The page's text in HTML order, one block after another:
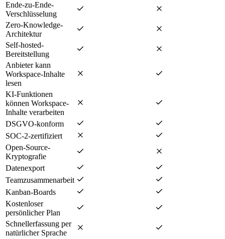
Ende-zu-Ende-
Verschlüsselung
Zero-Knowledge-
Architektur
Self-hosted-
Bereitstellung
Anbieter kann
Workspace-Inhalte
lesen
KI-Funktionen
können Workspace-
Inhalte verarbeiten
DSGVO-konform
SOC-2-zertifiziert
Open-Source-
Kryptografie
Datenexport
Teamzusammenarbeit
Kanban-Boards
Kostenloser
persönlicher Plan
Schnellerfassung per
natürlicher Sprache